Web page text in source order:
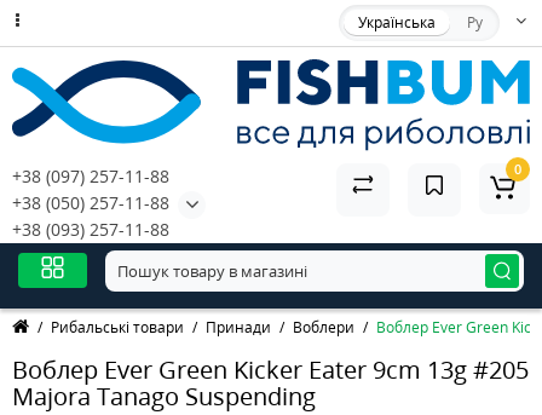
Українська Ру
+38 (097) 257-11-88
+38 (050) 257-11-88
+38 (093) 257-11-88
0
Рибальські товари Принади Воблери Воблер Ever Green
Воблер Ever Green Kicker Eater 9cm 13g #205
Majora Tanago Suspending